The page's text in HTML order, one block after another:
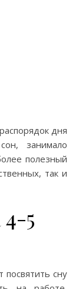
дня
занимало
полезный
так и
5
сну